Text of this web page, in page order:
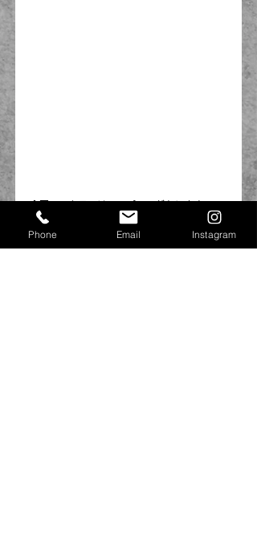
どんなソロが見れるかな(^_-)-☆
本番が楽しみです(≧▽≦)
頑張れーーーー☆★☆★
Phone Email Instagram